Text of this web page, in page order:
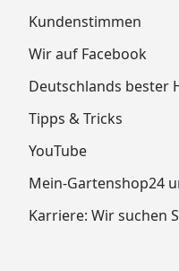
Kundenstimmen
Wir auf Facebook
Deutschlands bester
Tipps & Tricks
YouTube
Mein-Gartenshop24
Karriere: Wir suchen